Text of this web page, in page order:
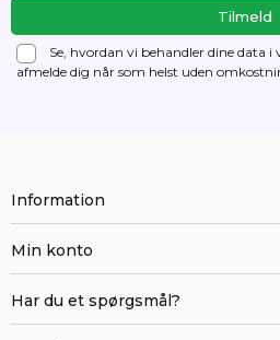
Se, hvordan vi behandler dine data i
afmelde dig når som helst uden
Information
Min konto
Har du et spørgsmål?